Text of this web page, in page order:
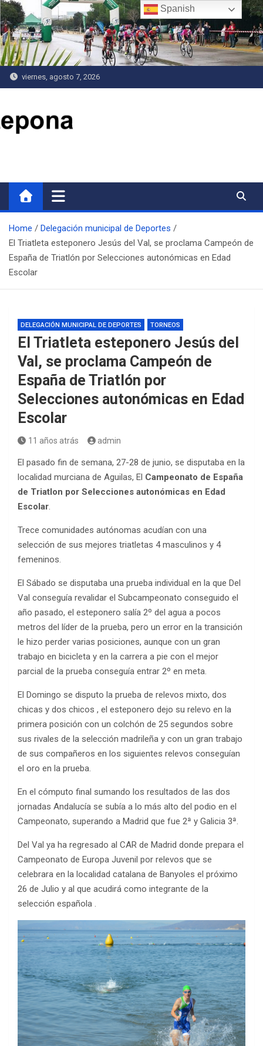
Saltar
al
contenido
viernes, agosto 7, 2026
Home
Delegación municipal de Deportes
El Triatleta esteponero Jesús del Val, se proclama Campeón de
España de Triatlón por Selecciones autonómicas en Edad
Escolar
DELEGACIÓN MUNICIPAL DE DEPORTES TORNEOS
El Triatleta esteponero Jesús del
Val, se proclama Campeón de
España de Triatlón por
Selecciones autonómicas en Edad
Escolar
11 años atrás admin
El pasado fin de semana, 27-28 de junio, se disputaba en la
localidad murciana de Aguilas, El Campeonato de España
de Triatlon por Selecciones autonómicas en Edad
Escolar.
Trece comunidades autónomas acudían con una
selección de sus mejores triatletas 4 masculinos y 4
femeninos.
El Sábado se disputaba una prueba individual en la que Del
Val conseguía revalidar el Subcampeonato conseguido el
año pasado, el esteponero salía 2º del agua a pocos
metros del líder de la prueba, pero un error en la transición
le hizo perder varias posiciones, aunque con un gran
trabajo en bicicleta y en la carrera a pie con el mejor
parcial de la prueba conseguía entrar 2º en meta.
El Domingo se disputo la prueba de relevos mixto, dos
chicas y dos chicos , el esteponero dejo su relevo en la
primera posición con un colchón de 25 segundos sobre
sus rivales de la selección madrileña y con un gran trabajo
de sus compañeros en los siguientes relevos conseguían
el oro en la prueba.
En el cómputo final sumando los resultados de las dos
jornadas Andalucía se subía a lo más alto del podio en el
Campeonato, superando a Madrid que fue 2ª y Galicia 3ª.
Del Val ya ha regresado al CAR de Madrid donde prepara el
Campeonato de Europa Juvenil por relevos que se
celebrara en la localidad catalana de Banyoles el próximo
26 de Julio y al que acudirá como integrante de la
selección española .
Spanish